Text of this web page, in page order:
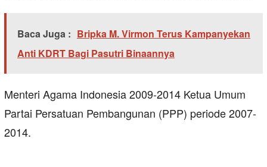
Baca Juga : Bripka M. Virmon Terus Kampanyekan
Anti KDRT Bagi Pasutri Binaannya
Menteri Agama Indonesia 2009-2014 Ketua Umum
Partai Persatuan Pembangunan (PPP) periode 2007-
2014.